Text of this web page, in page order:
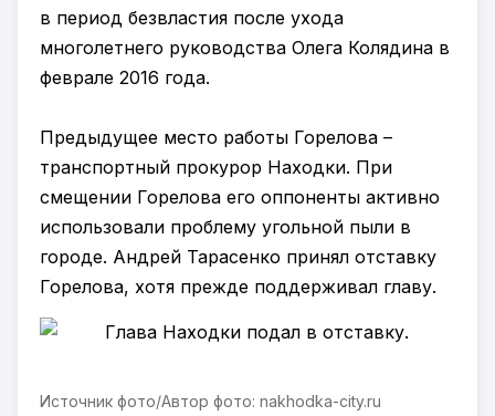
в период безвластия после ухода
многолетнего руководства Олега Колядина в
феврале 2016 года.
Предыдущее место работы Горелова –
транспортный прокурор Находки. При
смещении Горелова его оппоненты активно
использовали проблему угольной пыли в
городе. Андрей Тарасенко принял отставку
Горелова, хотя прежде поддерживал главу.
Источник фото/Автор фото: nakhodka-city.ru